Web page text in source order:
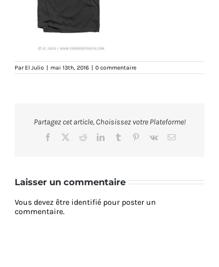
Par El Julio mai 13th, 2016 0 commentaire
Partagez cet article, Choisissez votre Plateforme!
Facebook RedditLinkedInTumblr Pinterest
Vk Email
Laisser un commentaire
Vous devez être identifié pour poster un
commentaire.